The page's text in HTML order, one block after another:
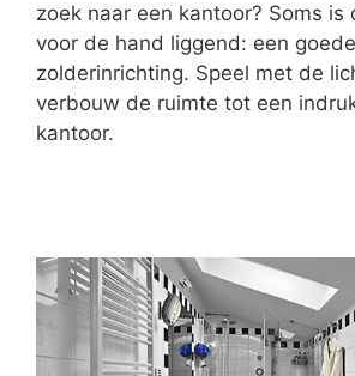
zoek naar een kantoor? Soms is
voor de hand liggend: een goede
zolderinrichting. Speel met de
verbouw de ruimte tot een
kantoor.